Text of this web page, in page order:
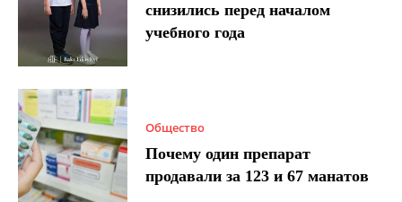
снизились перед началом
учебного года
Общество
Почему один препарат
продавали за 123 и 67 манатов